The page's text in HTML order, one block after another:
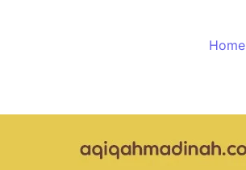
Home